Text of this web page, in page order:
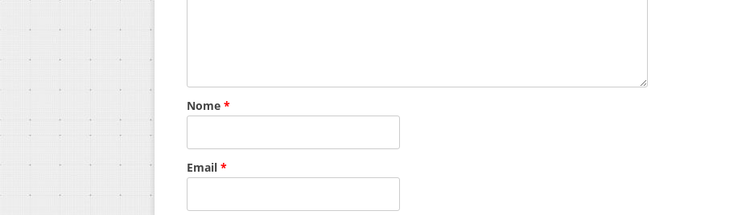
Nome *
Email *